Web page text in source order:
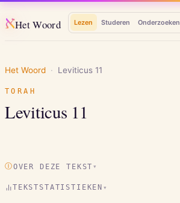
אHet Woord Lezen Studeren Onderzoeken
Het Woord · Leviticus 11
TORAH
Leviticus 11
ⒾOVER DEZE TEKST ▾
TEKSTSTATISTIEKEN ▾